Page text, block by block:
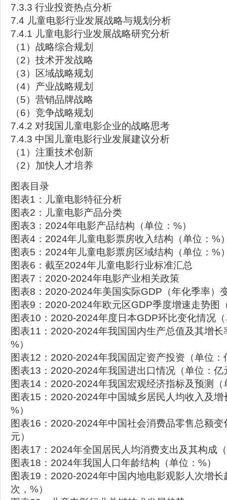
7.3.3 行业投资热点分析
7.4 儿童电影行业发展战略与规划分析
7.4.1 儿童电影行业发展战略研究分析
（1）战略综合规划
（2）技术开发战略
（3）区域战略规划
（4）产业战略规划
（5）营销品牌战略
（6）竞争战略规划
7.4.2 对我国儿童电影企业的战略思考
7.4.3 中国儿童电影行业发展建议分析
（1）注重技术创新
（2）加快人才培养
图表目录
图表1：儿童电影特征分析
图表2：儿童电影产品分类
图表3：2024年电影产品结构（单位：%）
图表4：2024年儿童电影票房收入结构（单位：%
图表5：2024年儿童电影票房区域结构（单位：%
图表6：截至2024年儿童电影行业标准汇总
图表7：2020-2024年电影产业相关政策
图表8：2020-2024年美国实际GDP（年化季率）
图表9：2020-2024年欧元区GDP季度增速走势图
图表10：2020-2024年度日本GDP环比变化情况
图表11：2020-2024年我国国内生产总值及其增长
%）
图表12：2020-2024年我国固定资产投资（单位：
图表13：2020-2024年我国进出口情况（单位：亿
图表14：2020-2024年我国宏观经济指标及预测（
图表15：2020-2024年中国城乡居民人均收入及
%）
图表16：2020-2024年中国社会消费品零售总额变
元）
图表17：2024年全国居民人均消费支出及其构成
图表18：2024年我国人口年龄结构（单位：%）
图表19：2020-2024年中国内地电影观影人次增长
次，%）